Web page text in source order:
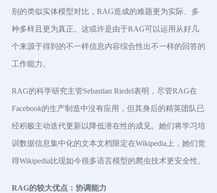
别的类似实体模型对比，RAG造成的难题更为实际、多
种多样且更为真正。这或许是由于RAG可以运用从好几
个来源于得到的不一样信息内容综合性出不一样的回答的
工作能力。
RAG的科学研究主管Sebastian Riedel表明，尽管RAG在
Facebook的生产制造中沒有应用，但其身后的精英团队已
经积极主动迭代更新以降低潜在性的成见。她们将学习培
训数据信息集中化的文本文档限定在Wikipedia上，她们觉
得Wikipedia比现如今很多语言模型的爬虫技术更安全性。
RAG的较大优点：协调能力